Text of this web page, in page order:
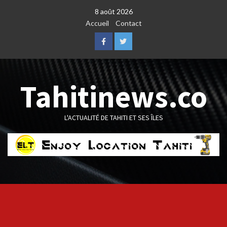
8 août 2026
Accueil
Contact
FacebookTwitter
Tahitinews.co
L'ACTUALITÉ DE TAHITI ET SES ÎLES